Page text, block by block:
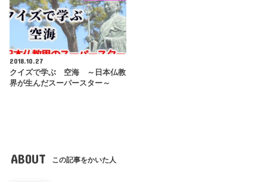
2018.10.27
クイズで学ぶ 空海 ～日本仏教
界が生んだスーパースター～
ABOUT この記事をかいた人